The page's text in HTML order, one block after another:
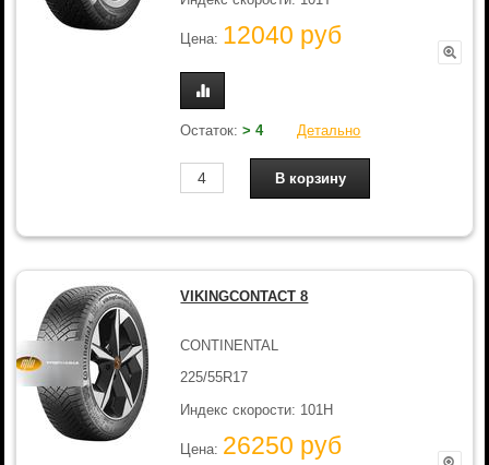
Цена: 12040 руб
Остаток:> 4 Детально
VIKINGCONTACT 8
CONTINENTAL
225/55R17
Индекс скорости: 101H
Цена: 26250 руб